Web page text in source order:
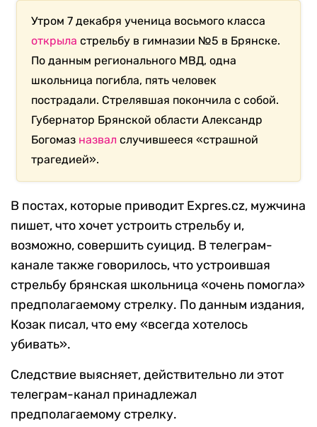
Утром 7 декабря ученица восьмого класса
открыла стрельбу в гимназии №5 в Брянске.
По данным регионального МВД, одна
школьница погибла, пять человек
пострадали. Стрелявшая покончила с собой.
Губернатор Брянской области Александр
Богомаз назвал случившееся «страшной
трагедией».
В постах, которые приводит Expres.cz, мужчина
пишет, что хочет устроить стрельбу и,
возможно, совершить суицид. В телеграм-
канале также говорилось, что устроившая
стрельбу брянская школьница «очень помогла»
предполагаемому стрелку. По данным издания,
Козак писал, что ему «всегда хотелось
убивать».
Следствие выясняет, действительно ли этот
телеграм-канал принадлежал
предполагаемому стрелку.